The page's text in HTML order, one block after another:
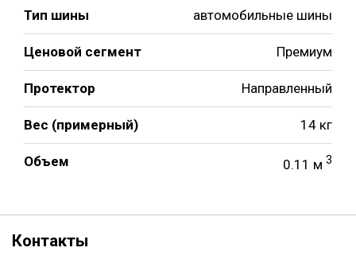
Тип шины автомобильные шины
Ценовой сегмент Премиум
Протектор Направленный
Вес (примерный) 14 кг
Объем 0.11 м 3
Контакты